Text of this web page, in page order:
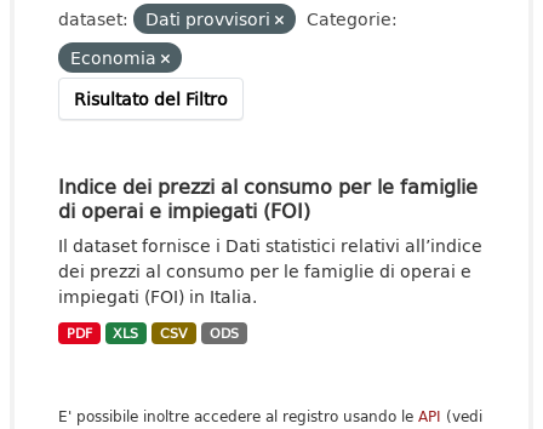
dataset:
Dati provvisori
Categorie:
Economia
Risultato del Filtro
Indice dei prezzi al consumo per le famiglie
di operai e impiegati (FOI)
Il dataset fornisce i Dati statistici relativi all’indice
dei prezzi al consumo per le famiglie di operai e
impiegati (FOI) in Italia.
PDF XLS CSV ODS
E' possibile inoltre accedere al registro usando le API (vedi